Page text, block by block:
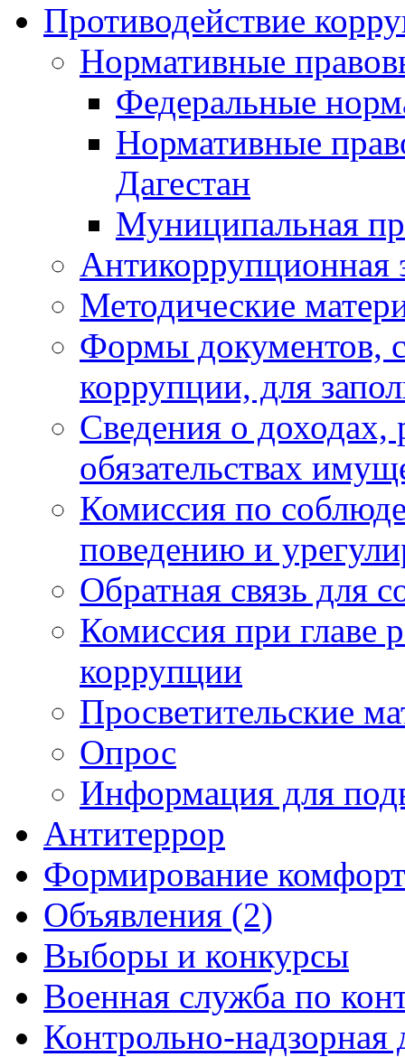
Противодействие
Нормативные
Федеральные
Нормативные
Дагестан
Муниципальная
Антикоррупционная
Методические
Формы документов,
коррупции, для
Сведения о доходах,
обязательствах
Комиссия по
поведению и
Обратная связь для
Комиссия при главе
коррупции
Просветительские
Опрос
Информация для
Антитеррор
Формирование
Объявления (2)
Выборы и конкурсы
Военная служба по
Контрольно-надзорная